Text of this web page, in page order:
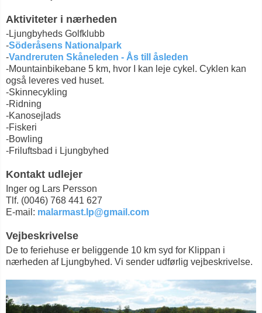
Aktiviteter i nærheden
-Ljungbyheds Golfklubb
-Söderåsens Nationalpark
-Vandreruten Skåneleden - Ås till åsleden
-Mountainbikebane 5 km, hvor I kan leje cykel. Cyklen kan
også leveres ved huset.
-Skinnecykling
-Ridning
-Kanosejlads
-Fiskeri
-Bowling
-Friluftsbad i Ljungbyhed
Kontakt udlejer
Inger og Lars Persson
Tlf. (0046) 768 441 627
E-mail: malarmast.lp@gmail.com
Vejbeskrivelse
De to feriehuse er beliggende 10 km syd for Klippan i
nærheden af Ljungbyhed. Vi sender udførlig vejbeskrivelse.